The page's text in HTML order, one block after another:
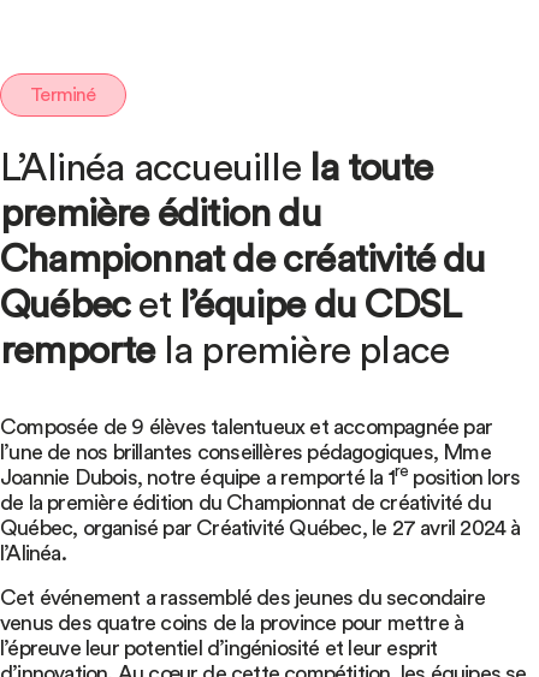
Terminé
L’Alinéa accueuille la toute
première édition du
Championnat de créativité du
Québecet l’équipe du CDSL
remporte la première place
Composée de 9 élèves talentueux et accompagnée par
l’une de nos brillantes conseillères pédagogiques, Mme
Joannie Dubois, notre équipe a remporté la 1re position lors
de la première édition du Championnat de créativité du
Québec, organisé par Créativité Québec, le 27 avril 2024 à
l’Alinéa.
Cet événement a rassemblé des jeunes du secondaire
venus des quatre coins de la province pour mettre à
l’épreuve leur potentiel d’ingéniosité et leur esprit